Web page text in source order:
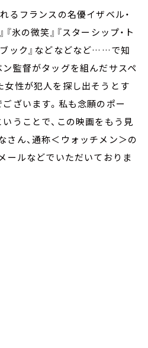
るフランスの名優イザベル・
氷の微笑』『スターシップ・ト
ブック』などなどなど……で知
ン監督がタッグを組んだサスペ
女性が犯人を探し出そうとす
ざいます。私も念願のポー
うことで、この映画をもう見
さん、通称＜ウォッチメン＞の
ールなどでいただいておりま